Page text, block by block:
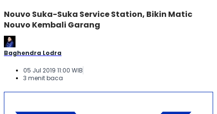
Nouvo Suka-Suka Service Station, Bikin Matic
Nouvo Kembali Garang
Baghendra Lodra
05 Jul 2019 11:00 WIB
3 menit baca